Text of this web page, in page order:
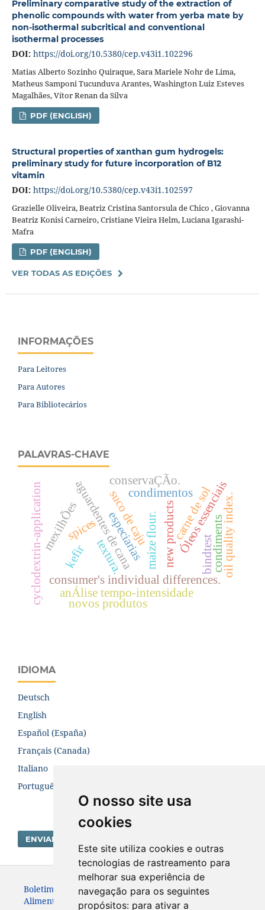
O nosso site usa
cookies
Este site utiliza cookies e outras
tecnologias de rastreamento para
melhorar sua experiência de
navegação para os seguintes
propósitos: para ativar a
Preliminary comparative study of the extraction of
phenolic compounds with water from yerba mate by
non-isothermal subcritical and conventional
isothermal processes
DOI: https://doi.org/10.5380/cep.v43i1.102296
Matias Alberto Sozinho Quiraque, Sara Mariele Nohr de Lima,
Matheus Samponi Tucunduva Arantes, Washington Luiz Esteves
Magalhães, Vítor Renan da Silva
PDF (ENGLISH)
Structural properties of xanthan gum hydrogels:
preliminary study for future incorporation of B12
vitamin
DOI: https://doi.org/10.5380/cep.v43i1.102597
Grazielle Oliveira, Beatriz Cristina Santorsula de Chico , Giovanna
Beatriz Konisi Carneiro, Cristiane Vieira Helm, Luciana Igarashi-
Mafra
PDF (ENGLISH)
VER TODAS AS EDIÇÕES
INFORMAÇÕES
Para Leitores
Para Autores
Para Bibliotecários
PALAVRAS-CHAVE
kefir
suco de caju new products
consumer's individual differences.
aguardentes de cana
anÁlise tempo-intensidade
novos produtos
maize flour. carne de sol
cyclodextrin-application Óleos essenciais
condimentos
especiarias condiments
spices
bindtest oil quality index.
mexilhÕes
textura.
conservaÇÃo.
IDIOMA
Deutsch
English
Español (España)
Français (Canada)
Italiano
Português (Brasil)
ENVIAR SUBMISSÃO
Boletim Centro de Pesquisa de Processamento de
Alimentos. ISSN:19839774